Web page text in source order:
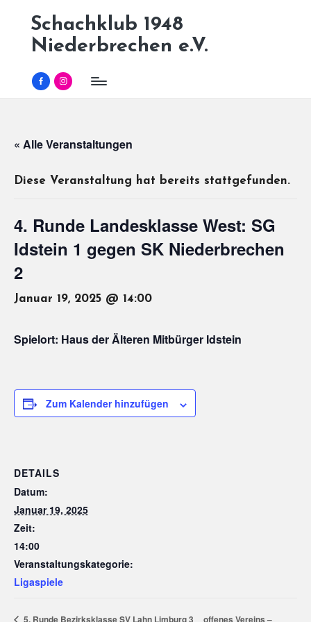
Schachklub 1948
Niederbrechen e.V.
Facebook
Instagram
« Alle Veranstaltungen
Diese Veranstaltung hat bereits stattgefunden.
4. Runde Landesklasse West: SG
Idstein 1 gegen SK Niederbrechen
2
Januar 19, 2025 @ 14:00
Spielort: Haus der Älteren Mitbürger Idstein
Zum Kalender hinzufügen
DETAILS
Datum:
Januar 19, 2025
Zeit:
14:00
Veranstaltungskategorie:
Ligaspiele
5. Runde Bezirksklasse SV Lahn Limburg 3 offenes Vereins –